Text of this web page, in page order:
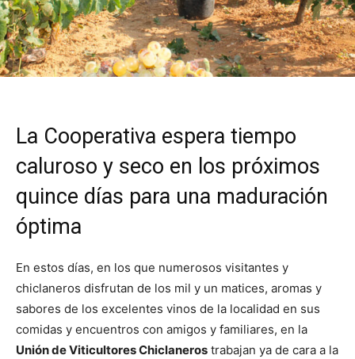
La Cooperativa espera tiempo
caluroso y seco en los próximos
quince días para una maduración
óptima
En estos días, en los que numerosos visitantes y
chiclaneros disfrutan de los mil y un matices, aromas y
sabores de los excelentes vinos de la localidad en sus
comidas y encuentros con amigos y familiares, en la
Unión de Viticultores Chiclaneros trabajan ya de cara a la